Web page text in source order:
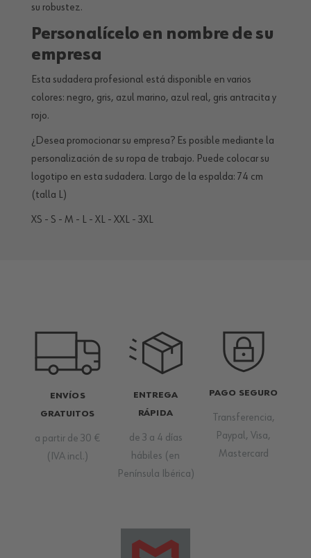
su robustez.
Personalícelo en nombre de su
empresa
Esta sudadera profesional está disponible en varios
colores: negro, gris, azul marino, azul real, gris antracita y
rojo.
¿Desea promocionar su empresa? Es posible mediante la
personalización de su ropa de trabajo. Puede colocar su
logotipo en esta sudadera. Largo de la espalda: 74 cm
(talla L)
XS - S - M - L - XL - XXL - 3XL
ENVÍOS
GRATUITOS
a partir de 30 €
(IVA incl.)
ENTREGA
RÁPIDA
de 3 a 4 días
hábiles (en
Península Ibérica)
PAGO SEGURO
Transferencia,
Paypal, Visa,
Mastercard